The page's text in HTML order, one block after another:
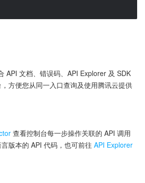
API 文档、错误码、API Explorer 及 SDK
方便您从同一入口查询及使用腾讯云提供
查看控制台每一步操作关联的 API 调用
版本的 API 代码，也可前往 API Explorer